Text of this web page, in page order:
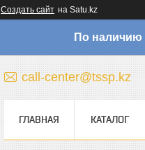
Создать сайт на Satu.kz
По наличию
call-center@tssp.kz
ГЛАВНАЯ КАТАЛОГ